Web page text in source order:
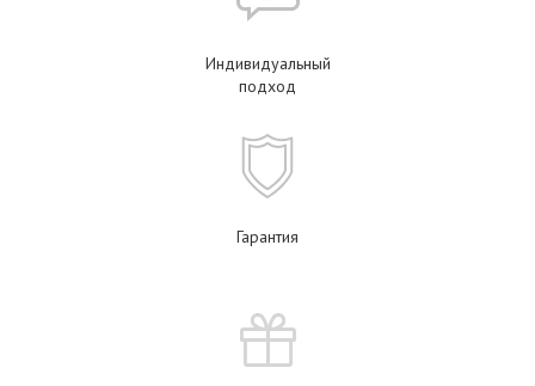
Индивидуальный
подход
Гарантия